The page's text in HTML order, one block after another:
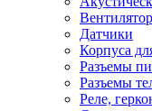
Датчики
Корпуса
Разъемы
Разъемы
Реле,